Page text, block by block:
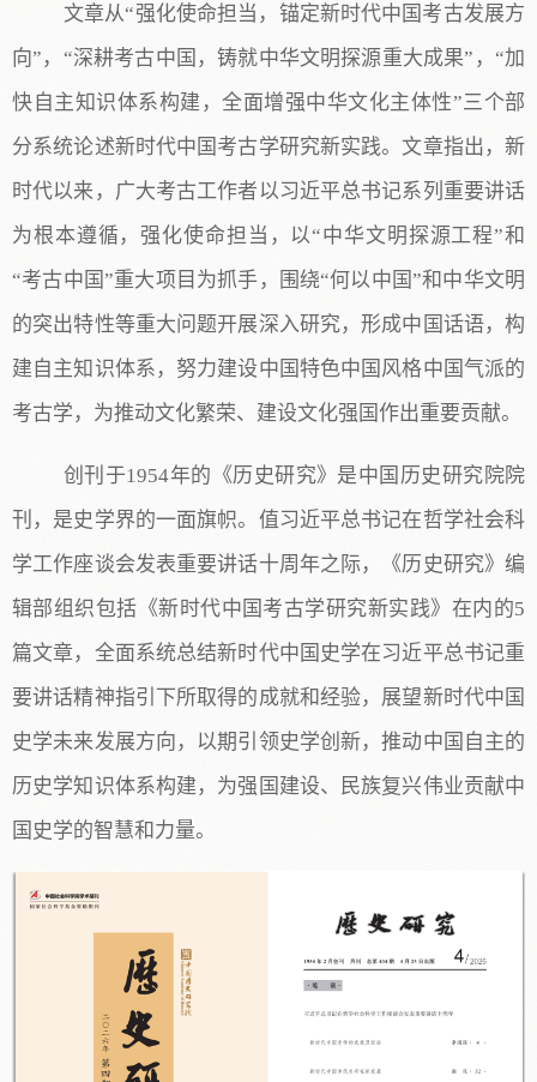
文章从“强化使命担当，锚定新时代中国考古发展方
向”，“深耕考古中国，铸就中华文明探源重大成果”，“加
快自主知识体系构建，全面增强中华文化主体性”三个部
分系统论述新时代中国考古学研究新实践。文章指出，新
时代以来，广大考古工作者以习近平总书记系列重要讲话
为根本遵循，强化使命担当，以“中华文明探源工程”和
“考古中国”重大项目为抓手，围绕“何以中国”和中华文明
的突出特性等重大问题开展深入研究，形成中国话语，构
建自主知识体系，努力建设中国特色中国风格中国气派的
考古学，为推动文化繁荣、建设文化强国作出重要贡献。
创刊于1954年的《历史研究》是中国历史研究院院
刊，是史学界的一面旗帜。值习近平总书记在哲学社会科
学工作座谈会发表重要讲话十周年之际，《历史研究》编
辑部组织包括《新时代中国考古学研究新实践》在内的5
篇文章，全面系统总结新时代中国史学在习近平总书记重
要讲话精神指引下所取得的成就和经验，展望新时代中国
史学未来发展方向，以期引领史学创新，推动中国自主的
历史学知识体系构建，为强国建设、民族复兴伟业贡献中
国史学的智慧和力量。